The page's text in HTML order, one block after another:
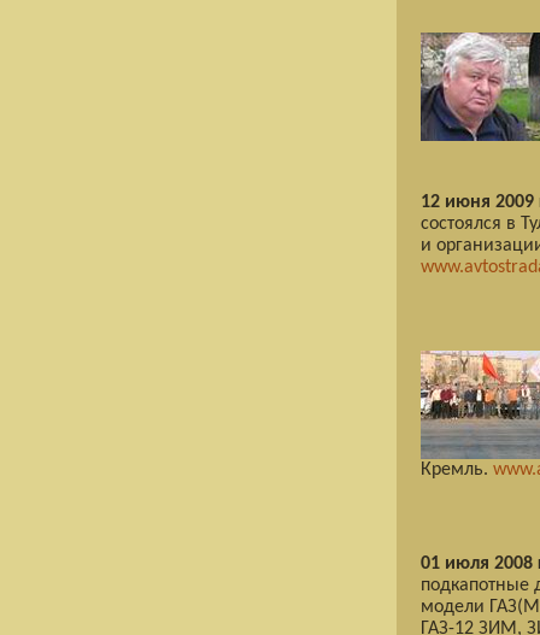
12 июня 2009
состоялся в
и
Кремль.
01 июля 2008
подкапотные
модели
ГАЗ-12 ЗИМ,